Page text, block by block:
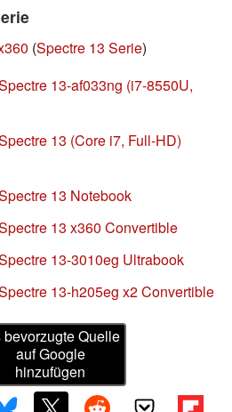
(Spectre 13 Serie)
13-af033ng (i7-8550U,
13 (Core i7, Full-HD)
13 Notebook
13 x360 Convertible
13-3010eg Ultrabook
13-h205eg x2 Convertible
bevorzugte Quelle
auf Google
hinzufügen